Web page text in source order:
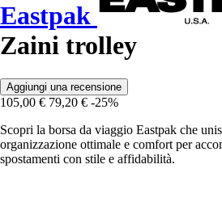
Eastpak
Zaini trolley
Aggiungi una recensione
105,00 € 79,20 € -25%
Scopri la borsa da viaggio Eastpak che
organizzazione ottimale e comfort per
spostamenti con stile e affidabilità.